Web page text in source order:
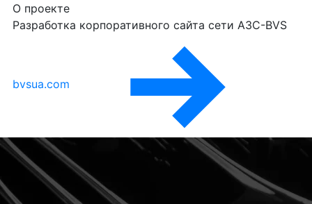
О проекте
Разработка корпоративного сайта сети АЗС-BVS
bvsua.com